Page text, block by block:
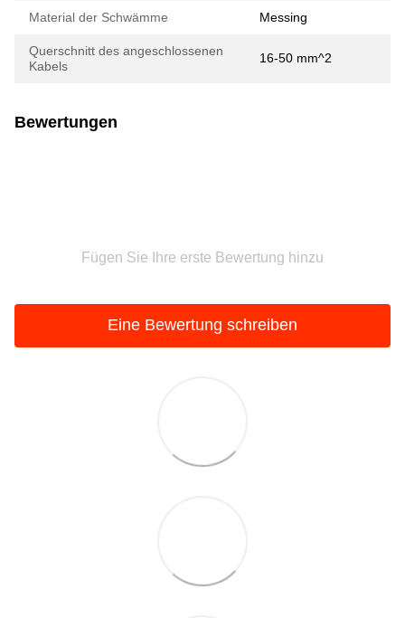
Material der Schwämme Messing
Querschnitt des angeschlossenen
Kabels
16-50 mm^2
Bewertungen
Fügen Sie Ihre erste Bewertung hinzu
Eine Bewertung schreiben